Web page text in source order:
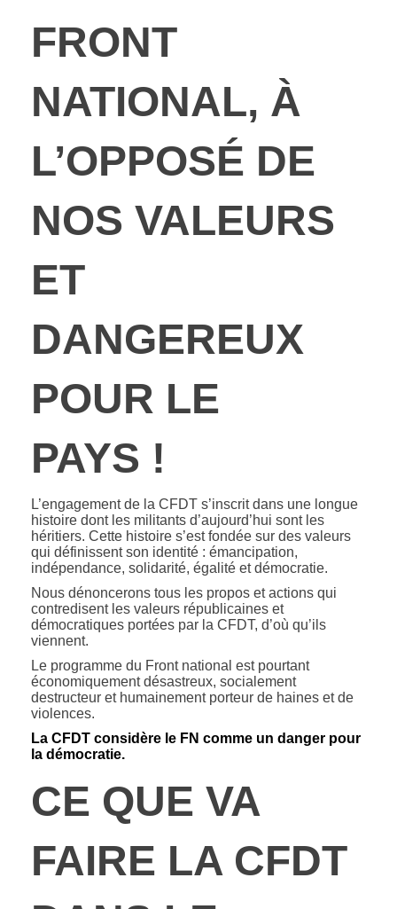
FRONT
NATIONAL, À
L’OPPOSÉ DE
NOS VALEURS
ET
DANGEREUX
POUR LE
PAYS !
L’engagement de la CFDT s’inscrit dans une longue
histoire dont les militants d’aujourd’hui sont les
héritiers. Cette histoire s’est fondée sur des valeurs
qui définissent son identité : émancipation,
indépendance, solidarité, égalité et démocratie.
Nous dénoncerons tous les propos et actions qui
contredisent les valeurs républicaines et
démocratiques portées par la CFDT, d’où qu’ils
viennent.
Le programme du Front national est pourtant
économiquement désastreux, socialement
destructeur et humainement porteur de haines et de
violences.
La CFDT considère le FN comme un danger pour
la démocratie.
CE QUE VA
FAIRE LA CFDT